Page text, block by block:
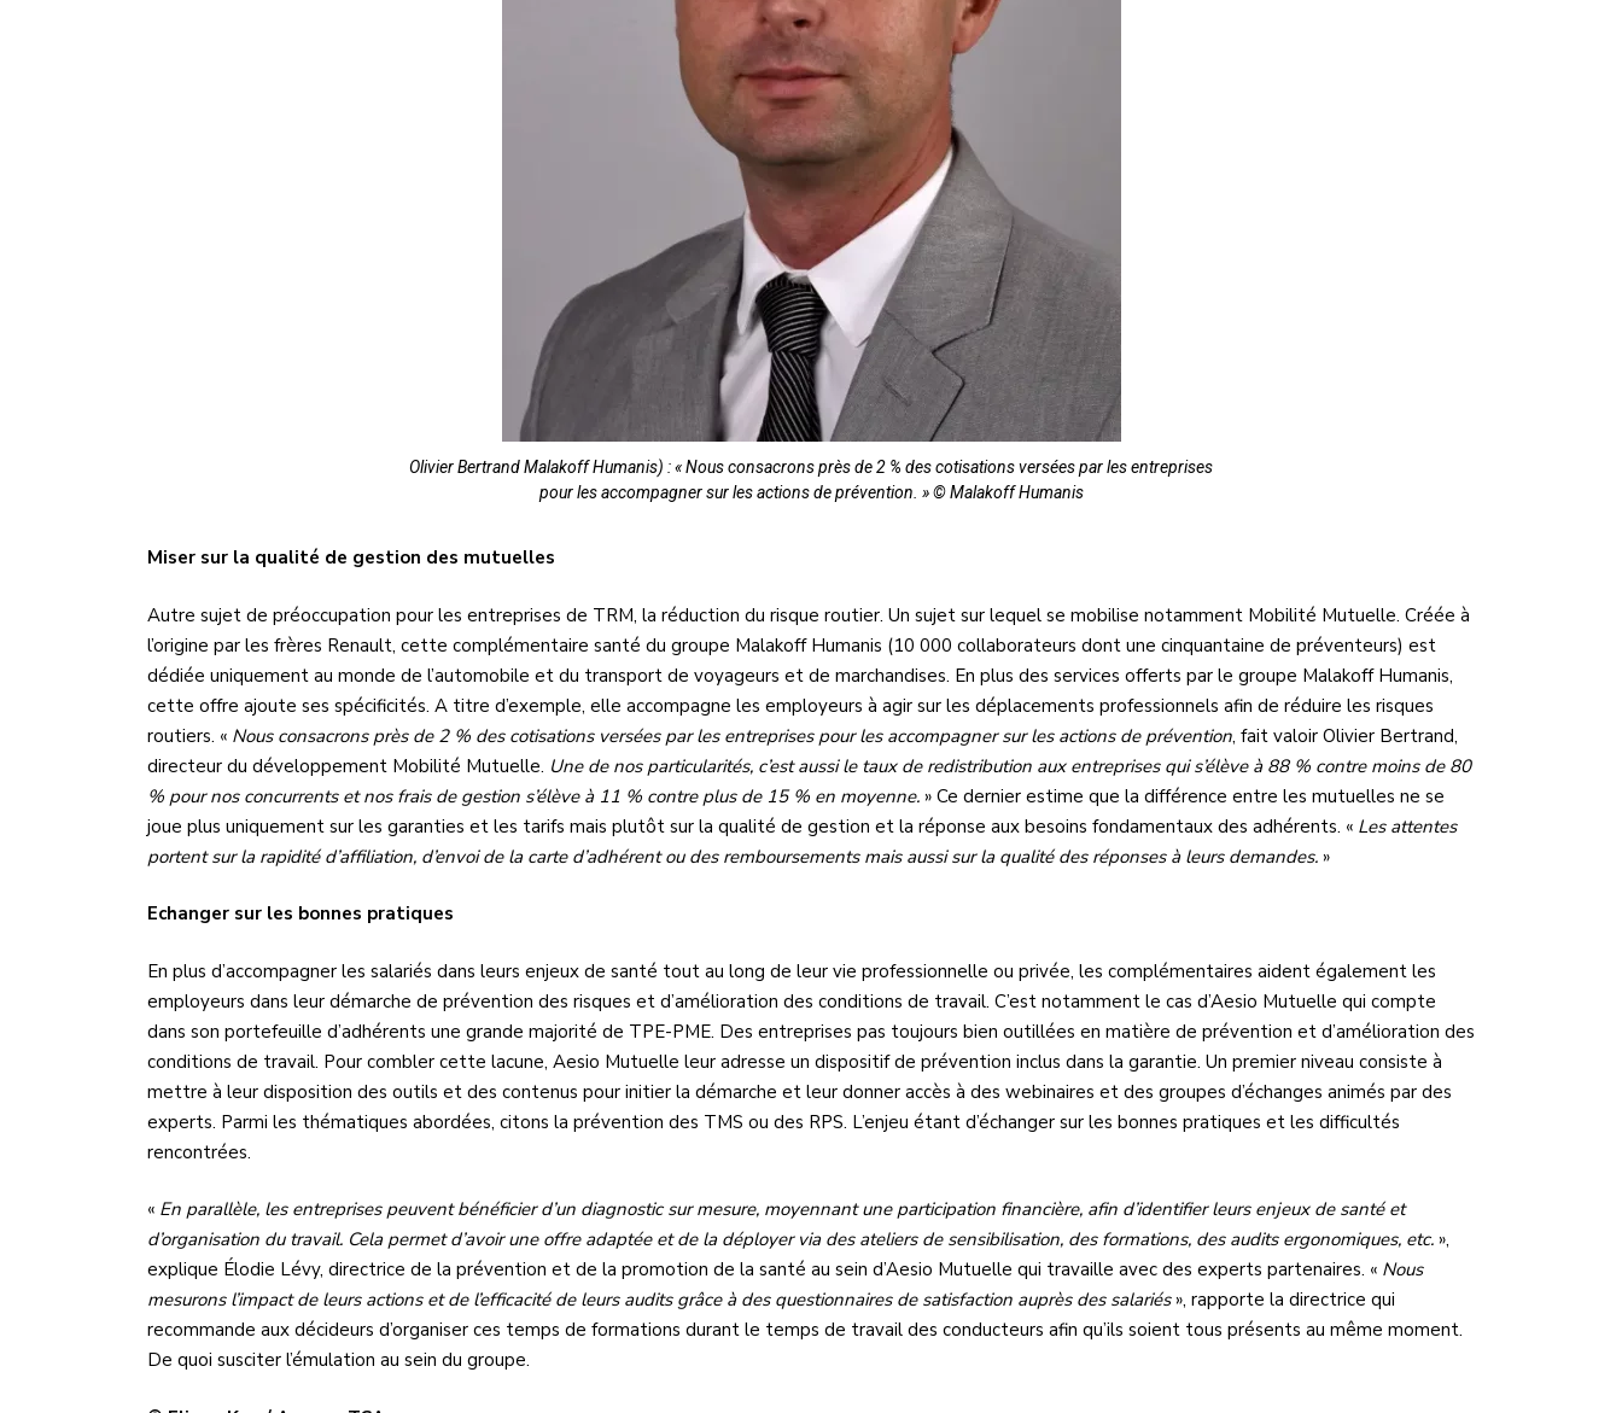
Olivier Bertrand Malakoff Humanis) : « Nous consacrons près de 2 % des cotisations versées par les entreprises
pour les accompagner sur les actions de prévention. » © Malakoff Humanis
Miser sur la qualité de gestion des mutuelles
Autre sujet de préoccupation pour les entreprises de TRM, la réduction du risque routier. Un sujet sur lequel se mobilise notamment Mobilité Mutuelle. Créée à
l’origine par les frères Renault, cette complémentaire santé du groupe Malakoff Humanis (10 000 collaborateurs dont une cinquantaine de préventeurs) est
dédiée uniquement au monde de l’automobile et du transport de voyageurs et de marchandises. En plus des services offerts par le groupe Malakoff Humanis,
cette offre ajoute ses spécificités. A titre d’exemple, elle accompagne les employeurs à agir sur les déplacements professionnels afin de réduire les risques
routiers. « Nous consacrons près de 2 % des cotisations versées par les entreprises pour les accompagner sur les actions de prévention, fait valoir Olivier Bertrand,
directeur du développement Mobilité Mutuelle. Une de nos particularités, c’est aussi le taux de redistribution aux entreprises qui s’élève à 88 % contre moins de 80
% pour nos concurrents et nos frais de gestion s’élève à 11 % contre plus de 15 % en moyenne. » Ce dernier estime que la différence entre les mutuelles ne se
joue plus uniquement sur les garanties et les tarifs mais plutôt sur la qualité de gestion et la réponse aux besoins fondamentaux des adhérents. « Les attentes
portent sur la rapidité d’affiliation, d’envoi de la carte d’adhérent ou des remboursements mais aussi sur la qualité des réponses à leurs demandes. »
Echanger sur les bonnes pratiques
En plus d’accompagner les salariés dans leurs enjeux de santé tout au long de leur vie professionnelle ou privée, les complémentaires aident également les
employeurs dans leur démarche de prévention des risques et d’amélioration des conditions de travail. C’est notamment le cas d’Aesio Mutuelle qui compte
dans son portefeuille d’adhérents une grande majorité de TPE-PME. Des entreprises pas toujours bien outillées en matière de prévention et d’amélioration des
conditions de travail. Pour combler cette lacune, Aesio Mutuelle leur adresse un dispositif de prévention inclus dans la garantie. Un premier niveau consiste à
mettre à leur disposition des outils et des contenus pour initier la démarche et leur donner accès à des webinaires et des groupes d’échanges animés par des
experts. Parmi les thématiques abordées, citons la prévention des TMS ou des RPS. L’enjeu étant d’échanger sur les bonnes pratiques et les difficultés
rencontrées.
« En parallèle, les entreprises peuvent bénéficier d’un diagnostic sur mesure, moyennant une participation financière, afin d’identifier leurs enjeux de santé et
d’organisation du travail. Cela permet d’avoir une offre adaptée et de la déployer via des ateliers de sensibilisation, des formations, des audits ergonomiques, etc. »,
explique Élodie Lévy, directrice de la prévention et de la promotion de la santé au sein d’Aesio Mutuelle qui travaille avec des experts partenaires. « Nous
mesurons l’impact de leurs actions et de l’efficacité de leurs audits grâce à des questionnaires de satisfaction auprès des salariés», rapporte la directrice qui
recommande aux décideurs d’organiser ces temps de formations durant le temps de travail des conducteurs afin qu’ils soient tous présents au même moment.
De quoi susciter l’émulation au sein du groupe.